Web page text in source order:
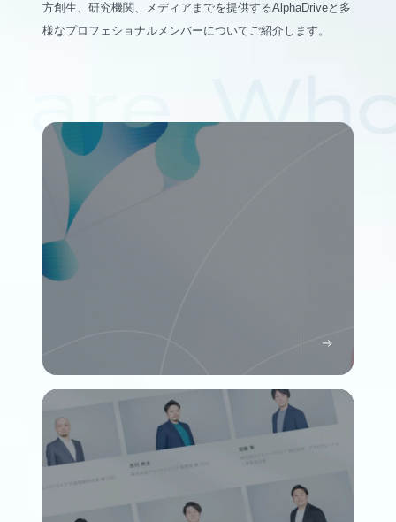
方創生、研究機関、メディアまでを提供するAlphaDriveと多
様なプロフェショナルメンバーについてご紹介します。